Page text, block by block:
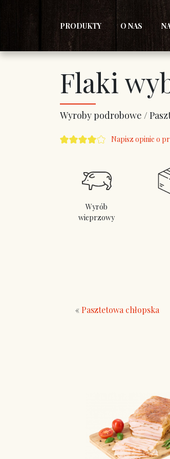
PRODUKTY O NAS
Flaki
Wyroby podrobowe /
Napisz opinie o
Wyrób
wieprzowy
« Pasztetowa chłopska